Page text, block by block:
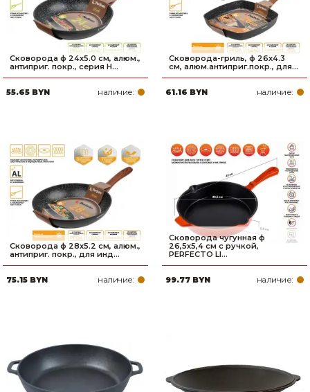
Сковорода ф 24х5.0 см, алюм.,
антиприг. покр., серия H...
55.65 BYN наличие:
Сковорода-гриль, ф 26х4.3
см, алюм.антиприг.покр., для...
61.16 BYN наличие:
Сковорода ф 28х5.2 см, алюм.,
антиприг. покр., для инд...
75.15 BYN наличие:
Сковорода чугунная ф
26,5х5,4 см с ручкой,
PERFECTO LI...
99.77 BYN наличие: